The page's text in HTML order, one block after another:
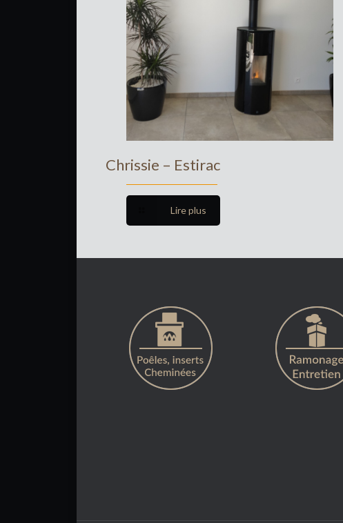
Chrissie – Estirac
Lire plus